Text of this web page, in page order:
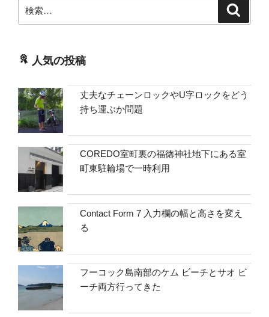
索:
人気の投稿
丈夫なチェーンロックやU字ロックをどう
持ち運ぶか問題
COREDO室町裏の福徳神社地下にある室
町東駐輪場で一時利用
Contact Form 7 入力欄の幅と高さを変え
る
フーコック島南部のケム ビーチとサオ ビ
ーチ両方行ってきた